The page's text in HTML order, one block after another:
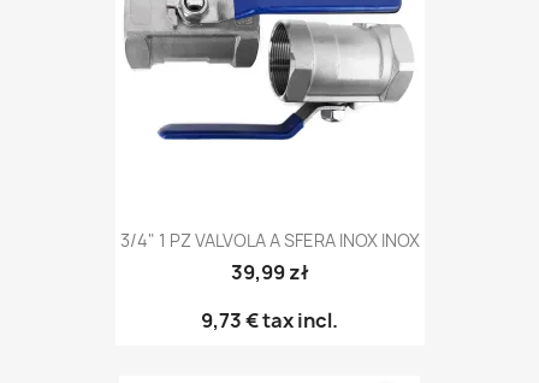
3/4" 1 PZ VALVOLA A SFERA INOX INOX
39,99 zł
9,73 €tax incl.